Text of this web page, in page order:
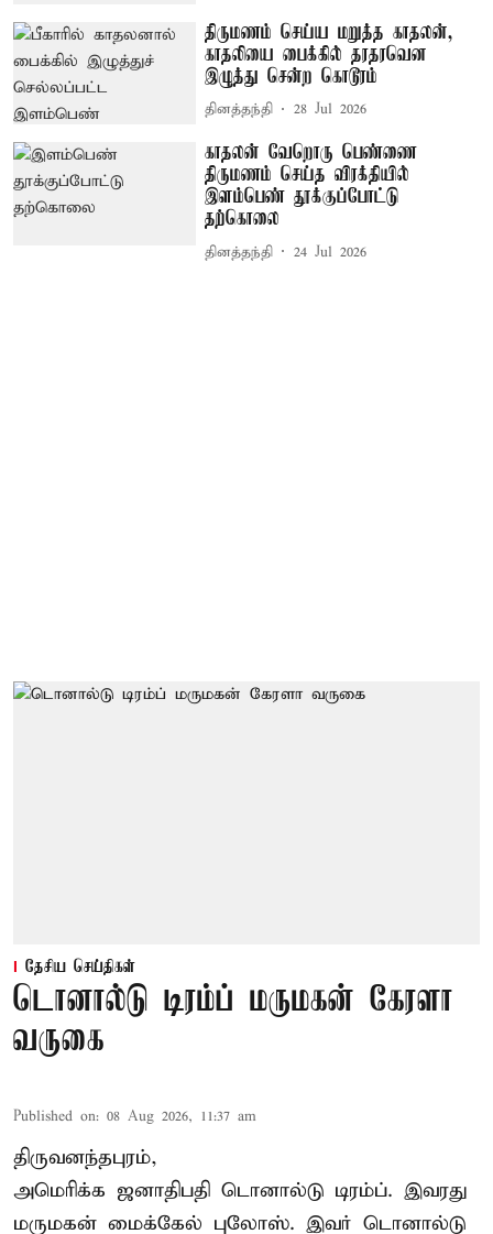
திருமணம் செய்ய மறுத்த காதலன்,
காதலியை பைக்கில் தரதரவென
இழுத்து சென்ற கொடூரம்
தினத்தந்தி 28 Jul 2026
காதலன் வேறொரு பெண்ணை
திருமணம் செய்த விரக்தியில்
இளம்பெண் தூக்குப்போட்டு
தற்கொலை
தினத்தந்தி 24 Jul 2026
தேசிய செய்திகள்
டொனால்டு டிரம்ப் மருமகன் கேரளா
வருகை
Published on: 08 Aug 2026, 11:37 am
திருவனந்தபுரம்,
அமெரிக்க ஜனாதிபதி டொனால்டு டிரம்ப். இவரது
மருமகன் மைக்கேல் புலோஸ். இவர் டொனால்டு